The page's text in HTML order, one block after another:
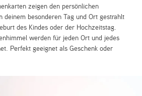
zeigen den persönlichen
deinem besonderen Tag und Ort gestrahlt
des Kindes oder der Hochzeitstag.
werden für jeden Ort und jedes
Perfekt geeignet als Geschenk oder